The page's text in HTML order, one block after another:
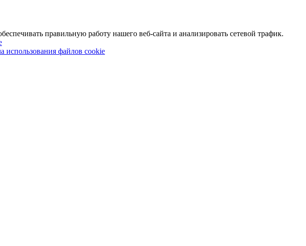
правильную работу нашего веб-сайта и анализировать сетевой трафик.
использования файлов cookie